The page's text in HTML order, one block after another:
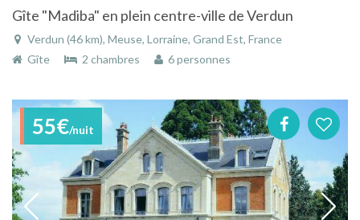
Gîte "Madiba" en plein centre-ville de Verdun
Verdun (46 km), Meuse, Lorraine, Grand Est, France
Gîte
2 chambres 6 personnes
55€/nuit